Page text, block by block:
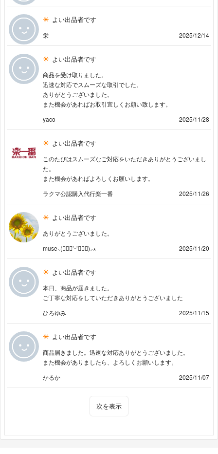
よい出品者です
栄 2025/12/14
よい出品者です
商品を受け取りました。
迅速な対応でスムーズな取引でした。
ありがとうございました。
また機会があればお取引宜しくお願い致します。
yaco
2025/11/28
よい出品者です
このたびはスムーズなご対応をいただきありがとうございまし
た。
また機会があればよろしくお願いします。
ラクマ公認購入代行楽一番
2025/11/26
よい出品者です
ありがとうございました。
muse⸜(๑⃙⃘’ᵕ’๑⃙⃘)⸝⋆︎
2025/11/20
よい出品者です
本日、商品が届きました。
ご丁寧な対応をしていただきありがとうございました
ひろゆみ
2025/11/15
よい出品者です
商品届きました。迅速な対応ありがとうございました。
また機会がありましたら、よろしくお願いします。
かるか
2025/11/07
次を表示